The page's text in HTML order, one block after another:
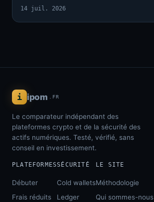
14 juil. 2026
i ipom .FR
Le comparateur indépendant des
plateformes crypto et de la sécurité des
actifs numériques. Testé, vérifié, sans
conseil en investissement.
PLATEFORMES
Débuter
Frais réduits
SÉCURITÉ
Cold wallets
Ledger
LE SITE
Méthodologie
Qui sommes-nous